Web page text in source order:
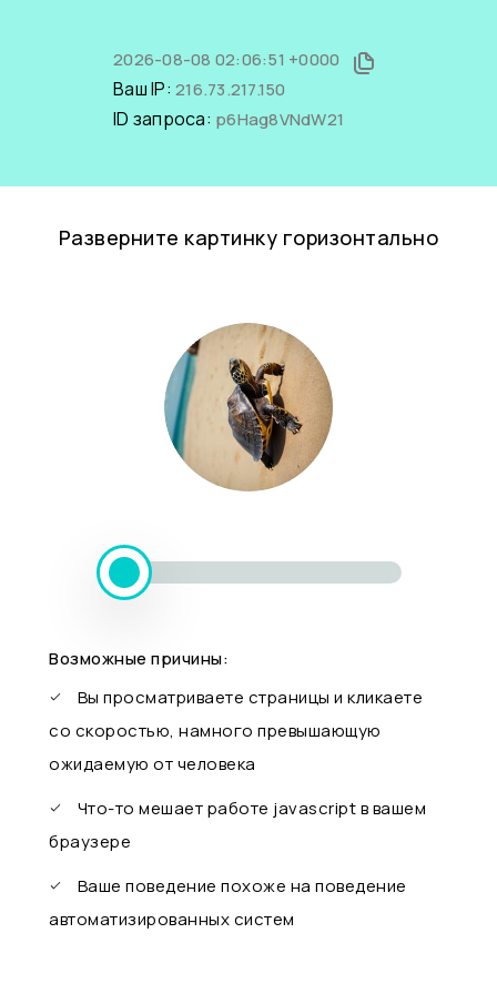
2026-08-08 02:06:51 +0000
Ваш IP: 216.73.217.150
ID запроса: p6Hag8VNdW21
Разверните картинку горизонтально
Возможные причины:
Вы просматриваете страницы и кликаете
со скоростью, намного превышающую
ожидаемую от человека
Что-то мешает работе javascript в вашем
браузере
Ваше поведение похоже на поведение
автоматизированных систем